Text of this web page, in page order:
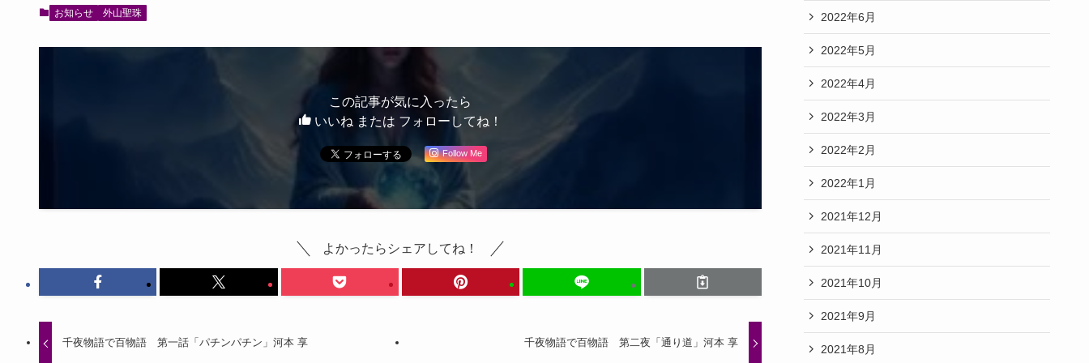
お知らせ 外山聖珠
この記事が気に入ったら
いいね または フォローしてね！
Follow Me
よかったらシェアしてね！
千夜物語で百物語 第一話「パチンパチン」河本 享 千夜物語で百物語 第二夜「通り道」河本 享
2022年6月
2022年5月
2022年4月
2022年3月
2022年2月
2022年1月
2021年12月
2021年11月
2021年10月
2021年9月
2021年8月